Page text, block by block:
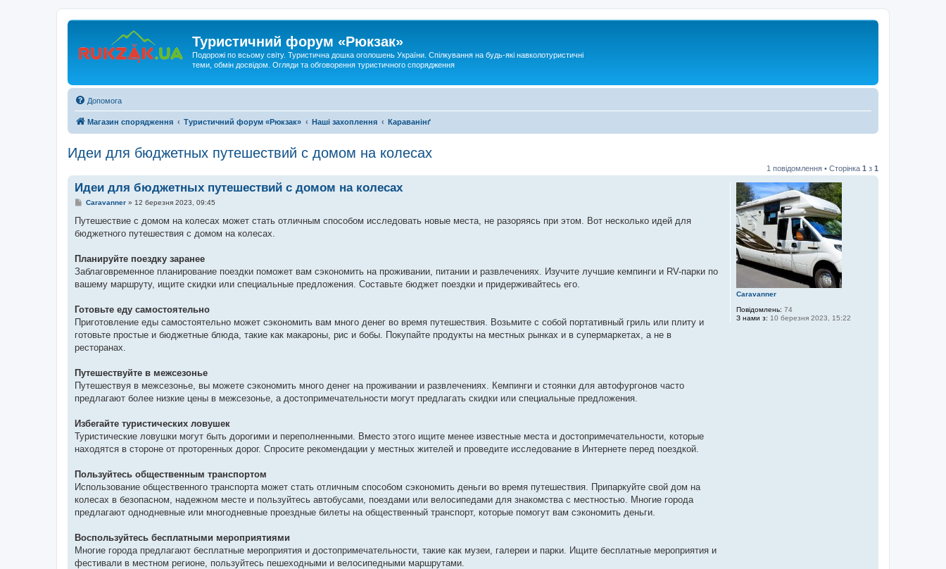
Туристичний форум «Рюкзак»
Подорожі по всьому світу. Туристична дошка оголошень України. Спілкування на будь-які навколотуристичні
теми, обмін досвідом. Огляди та обговорення туристичного спорядження
Допомога
Магазин спорядження Туристичний форум «Рюкзак» Наші захоплення Караванінґ
Идеи для бюджетных путешествий с домом на колесах
1 повідомлення • Сторінка 1 з 1
Caravanner
Повідомлень: 74
З нами з: 10 березня 2023, 15:22
Идеи для бюджетных путешествий с домом на колесах
П
в
і
д
л
е
н
Caravanner» 12 березня 2023, 09:45
Путешествие с домом на колесах может стать отличным способом исследовать новые места, не разоряясь при этом. Вот несколько идей для
бюджетного путешествия с домом на колесах.
Планируйте поездку заранее
Заблаговременное планирование поездки поможет вам сэкономить на проживании, питании и развлечениях. Изучите лучшие кемпинги и RV-парки по
вашему маршруту, ищите скидки или специальные предложения. Составьте бюджет поездки и придерживайтесь его.
Готовьте еду самостоятельно
Приготовление еды самостоятельно может сэкономить вам много денег во время путешествия. Возьмите с собой портативный гриль или плиту и
готовьте простые и бюджетные блюда, такие как макароны, рис и бобы. Покупайте продукты на местных рынках и в супермаркетах, а не в
ресторанах.
Путешествуйте в межсезонье
Путешествуя в межсезонье, вы можете сэкономить много денег на проживании и развлечениях. Кемпинги и стоянки для автофургонов часто
предлагают более низкие цены в межсезонье, а достопримечательности могут предлагать скидки или специальные предложения.
Избегайте туристических ловушек
Туристические ловушки могут быть дорогими и переполненными. Вместо этого ищите менее известные места и достопримечательности, которые
находятся в стороне от проторенных дорог. Спросите рекомендации у местных жителей и проведите исследование в Интернете перед поездкой.
Пользуйтесь общественным транспортом
Использование общественного транспорта может стать отличным способом сэкономить деньги во время путешествия. Припаркуйте свой дом на
колесах в безопасном, надежном месте и пользуйтесь автобусами, поездами или велосипедами для знакомства с местностью. Многие города
предлагают однодневные или многодневные проездные билеты на общественный транспорт, которые помогут вам сэкономить деньги.
Воспользуйтесь бесплатными мероприятиями
Многие города предлагают бесплатные мероприятия и достопримечательности, такие как музеи, галереи и парки. Ищите бесплатные мероприятия и
фестивали в местном регионе, пользуйтесь пешеходными и велосипедными маршрутами.